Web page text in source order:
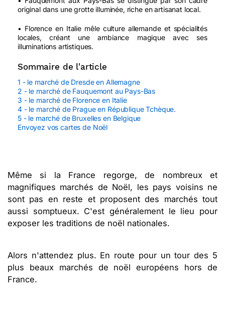
original dans une grotte illuminée, riche en artisanat local.
• Florence en Italie mêle culture allemande et spécialités
locales, créant une ambiance magique avec ses
illuminations artistiques.
Sommaire de l'article
1 - le marché de Dresde en Allemagne
2 - le marché de Fauquemont au Pays-Bas
3 - le marché de Florence en Italie
4 - le marché de Prague en République Tchèque.
5 - le marché de Bruxelles en Belgique
Envoyez vos cartes de Noël
Même si la France regorge, de nombreux et
magnifiques marchés de Noël, les pays voisins ne
sont pas en reste et proposent des marchés tout
aussi somptueux. C'est généralement le lieu pour
exposer les traditions de noël nationales.
Alors n'attendez plus. En route pour un tour des 5
plus beaux marchés de noël européens hors de
France.